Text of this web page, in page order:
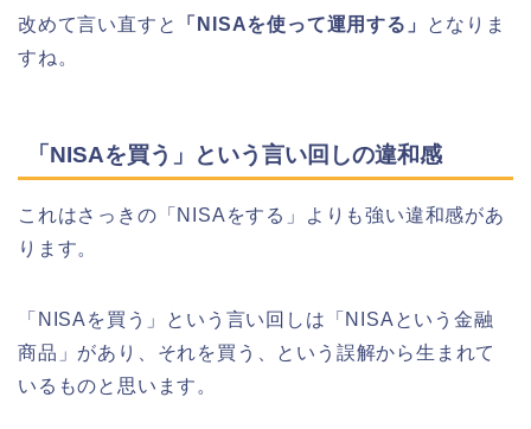
改めて言い直すと 「NISAを使って運用する」
となりま
すね。
「NISAを買う」という言い回しの違和感
これはさっきの「NISAをする」よりも強い違和感があ
ります。
「NISAを買う」という言い回しは「NISAという金融
商品」があり、それを買う、という誤解から生まれて
いるものと思います。